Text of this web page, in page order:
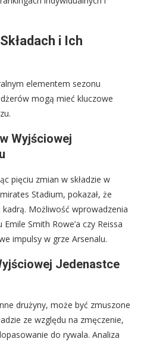
i Ich
elementem sezonu
mogą mieć kluczowe
Wyjściowej
pięciu zmian w składzie w
Stadium, pokazał, że
Możliwość wprowadzenia
Smith Rowe’a czy Reissa
impulsy w grze Arsenalu.
Jedenastce
drużyny, może być zmuszone
ze względu na zmęczenie,
do rywala. Analiza